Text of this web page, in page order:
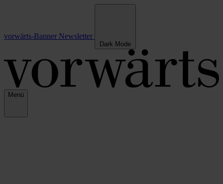
vorwärts-Banner Newsletter
Dark Mode
Menü